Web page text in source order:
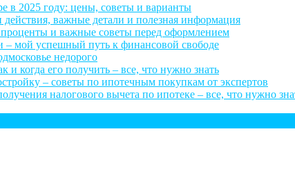
в 2025 году: цены, советы и варианты
действия, важные детали и полезная информация
и важные советы перед оформлением
мой успешный путь к финансовой свободе
недорого
и когда его получить – все, что нужно знать
– советы по ипотечным покупкам от экспертов
налогового вычета по ипотеке – все, что нужно